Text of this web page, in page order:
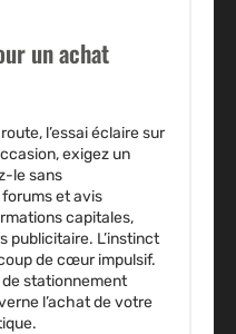
un achat
l’essai éclaire sur
exigez un
le sans
et avis
capitales,
publicitaire. L’instinct
de cœur impulsif.
de stationnement
l’achat de votre